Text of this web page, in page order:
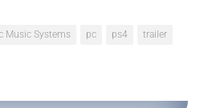
Music Systems pc ps4
trailer